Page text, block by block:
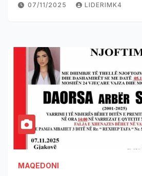
07/11/2025 LIDERIMK4
MAQEDONI